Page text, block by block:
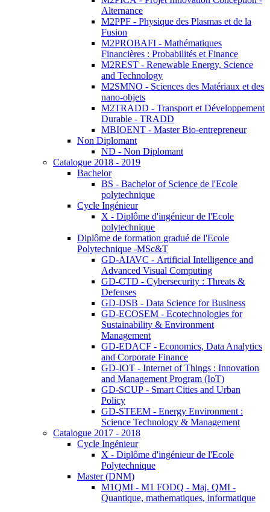
Alternance
M2PPF - Physique des Plasmas et de la
Fusion
M2PROBAFI - Mathématiques
Financières : Probabilités et Finance
M2REST - Renewable Energy, Science
and Technology
M2SMNO - Sciences des Matériaux et des
nano-objets
M2TRADD - Transport et Développement
Durable - TRADD
MBIOENT - Master Bio-entrepreneur
Non Diplomant
ND - Non Diplomant
Catalogue 2018 - 2019
Bachelor
BS - Bachelor of Science de l'Ecole
polytechnique
Cycle Ingénieur
X - Diplôme d'ingénieur de l'Ecole
polytechnique
Diplôme de formation gradué de l'Ecole
Polytechnique -MSc&T
GD-AIAVC - Artificial Intelligence and
Advanced Visual Computing
GD-CTD - Cybersecurity : Threats &
Defenses
GD-DSB - Data Science for Business
GD-ECOSEM - Ecotechnologies for
Sustainability & Environment
Management
GD-EDACF - Economics, Data Analytics
and Corporate Finance
GD-IOT - Internet of Things : Innovation
and Management Program (IoT)
GD-SCUP - Smart Cities and Urban
Policy
GD-STEEM - Energy Environment :
Science Technology & Management
Catalogue 2017 - 2018
Cycle Ingénieur
X - Diplôme d'ingénieur de l'Ecole
Polytechnique
Master (DNM)
M1QMI - M1 FODQ - Maj. QMI -
Quantique, mathematiques, informatique